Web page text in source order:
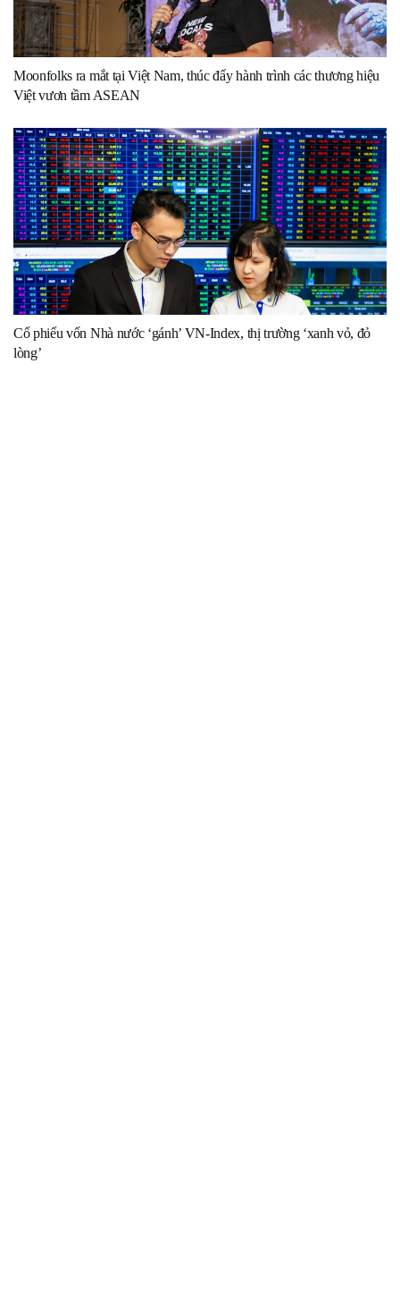
Moonfolks ra mắt tại Việt Nam, thúc đẩy hành trình các thương hiệu
Việt vươn tầm ASEAN
Cổ phiếu vốn Nhà nước ‘gánh’ VN-Index, thị trường ‘xanh vỏ, đỏ
lòng’